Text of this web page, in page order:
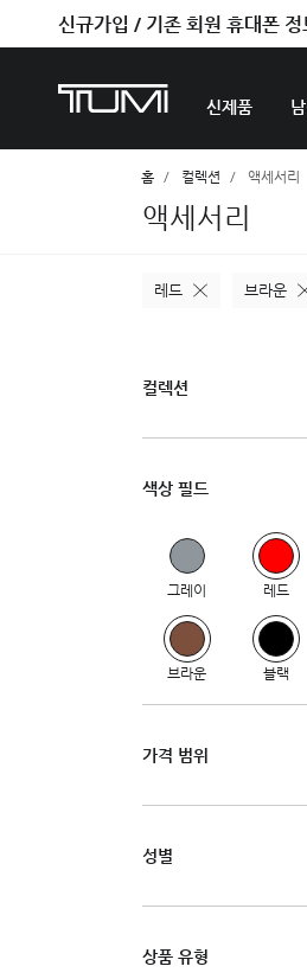
신규가입 / 기존 회원 휴대폰
벤트라 컬렉션을 온라인에서만
신제품
홈 컬렉션 액세서리
액세서리
레드 브라운
컬렉션
색상 필드
그레이 레드
브라운 블랙
가격 범위
성별
상품 유형